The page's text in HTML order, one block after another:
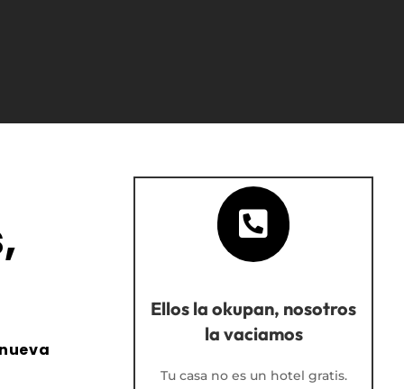
nueva

Ellos la okupan, nosotros
la vaciamos
Tu casa no es un hotel gratis.